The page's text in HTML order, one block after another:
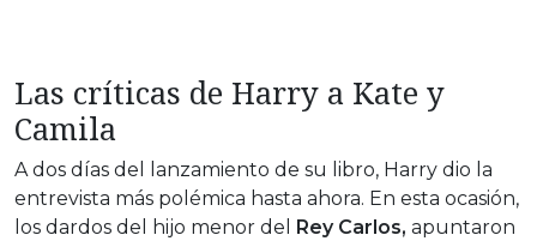
Las críticas de Harry a Kate y
Camila
A dos días del lanzamiento de su libro, Harry dio la
entrevista más polémica hasta ahora. En esta ocasión,
los dardos del hijo menor del
Rey Carlos, apuntaron